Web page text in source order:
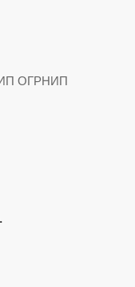
ИП ОГРНИП